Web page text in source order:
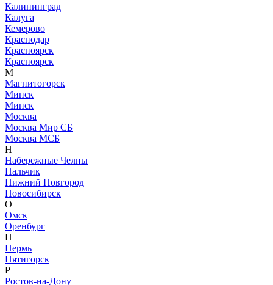
Калининград
Калуга
Кемерово
Краснодар
Красноярск
Красноярск
М
Магнитогорск
Минск
Минск
Москва
Москва Мир СБ
Москва МСБ
Н
Набережные Челны
Нальчик
Нижний Новгород
Новосибирск
О
Омск
Оренбург
П
Пермь
Пятигорск
Р
Ростов-на-Дону